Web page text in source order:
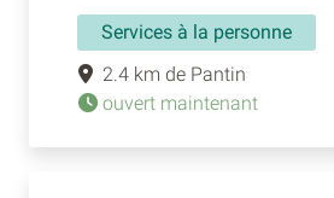
Services à la personne
2.4 km de Pantin
ouvert maintenant